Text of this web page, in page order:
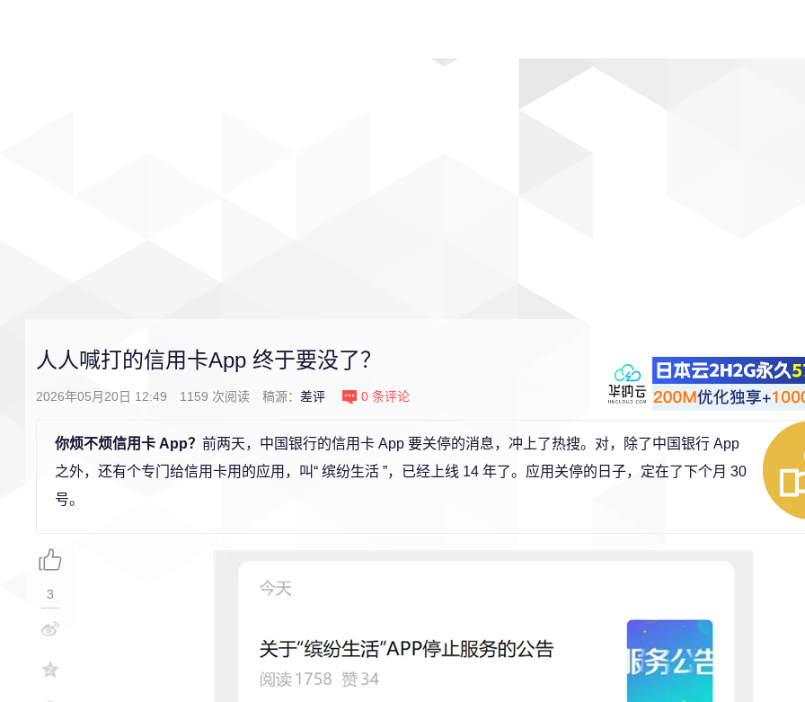
人人喊打的信用卡App 终于要没了？
2026年05月20日 12:49 1159 次阅读 稿源： 差评 0 条评论
你烦不烦信用卡 App？ 前两天，中国银行的信用卡 App 要关停的消息，冲上了热搜。对，除了中国银行 App
之外，还有个专门给信用卡用的应用，叫“ 缤纷生活 ”，已经上线 14 年了。应用关停的日子，定在了下个月 30
号。
3